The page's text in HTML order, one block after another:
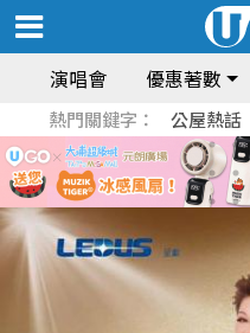
演唱會 優惠著數
熱門關鍵字： 公屋熱話